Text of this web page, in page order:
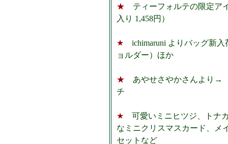
★ ティーフォルテの限定ア
入り 1,458円）
★ ichimaruni よりバッグ新
ョルダー）ほか
★ あやせさやかさんより→
チ
★ 可愛いミニヒツジ、トナ
なミニクリスマスカード、メ
セットなど